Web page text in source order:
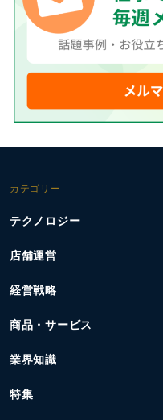
カテゴリー
テクノロジー
店舗運営
経営戦略
商品・サービス
業界知識
特集